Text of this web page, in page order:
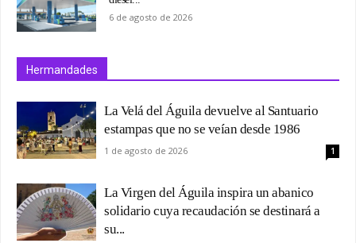
6 de agosto de 2026
Hermandades
La Velá del Águila devuelve al Santuario
estampas que no se veían desde 1986
1 de agosto de 2026 1
La Virgen del Águila inspira un abanico
solidario cuya recaudación se destinará a
su...